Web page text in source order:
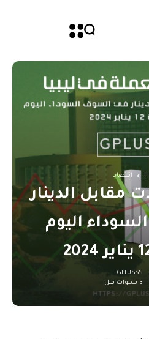
اقتصاد
مقابل الدينار
اليوم
GPLUSSS
3 سنوات قبل